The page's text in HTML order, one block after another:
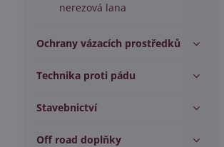
nerezová lana
Ochrany vázacích prostředků
Technika proti pádu
Stavebnictví
Off road doplňky